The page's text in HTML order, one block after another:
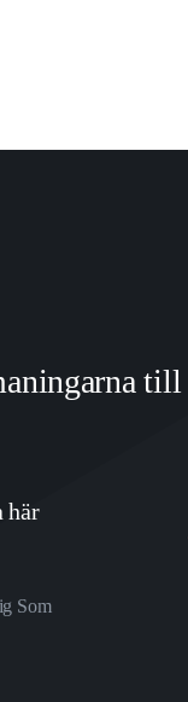
till
här
Som